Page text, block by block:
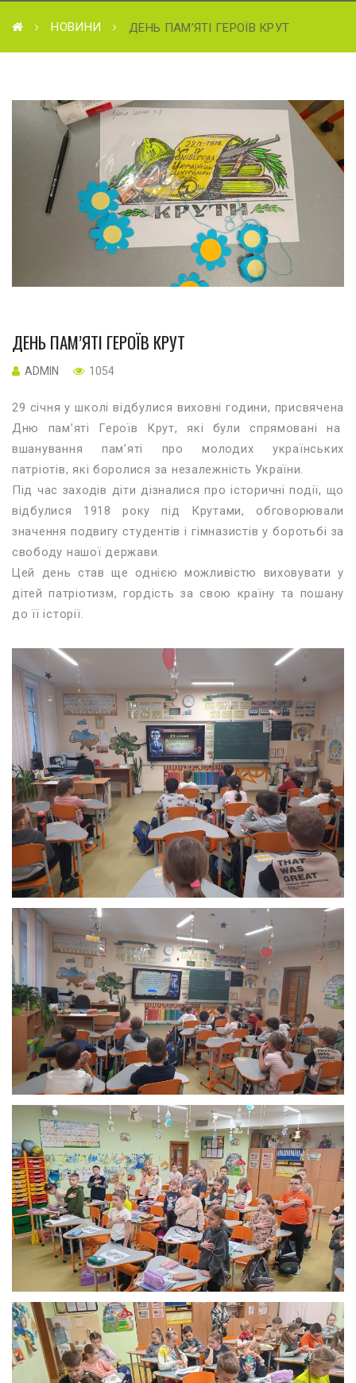
НОВИНИ ДЕНЬ ПАМ’ЯТІ ГЕРОЇВ КРУТ
ДЕНЬ ПАМ’ЯТІ ГЕРОЇВ КРУТ
ADMIN 1054
29 січня у школі відбулися виховні години, присвячена
Дню пам’яті Героїв Крут, які були спрямовані на
вшанування пам’яті про молодих українських
патріотів, які боролися за незалежність України.
Під час заходів діти дізналися про історичні події, що
відбулися 1918 року під Крутами, обговорювали
значення подвигу студентів і гімназистів у боротьбі за
свободу нашої держави.
Цей день став ще однією можливістю виховувати у
дітей патріотизм, гордість за свою країну та пошану
до її історії.